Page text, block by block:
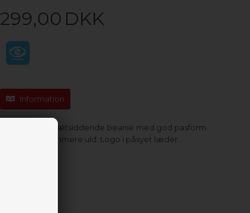
299,00 DKK
Information
Lækker varm tætsiddende beanie med god pasform
i 40% blød Cashmere uld. Logo i påsyet læder.